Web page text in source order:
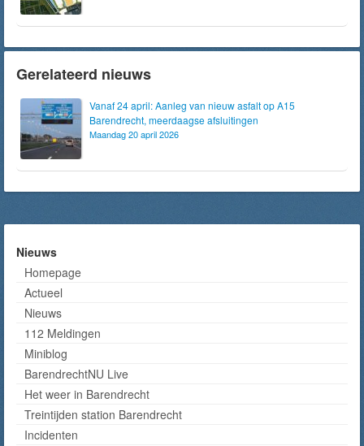
Gerelateerd nieuws
Vanaf 24 april: Aanleg van nieuw asfalt op A15
Barendrecht, meerdaagse afsluitingen
Maandag 20 april 2026
Nieuws
Homepage
Actueel
Nieuws
112 Meldingen
Miniblog
BarendrechtNU Live
Het weer in Barendrecht
Treintijden station Barendrecht
Incidenten